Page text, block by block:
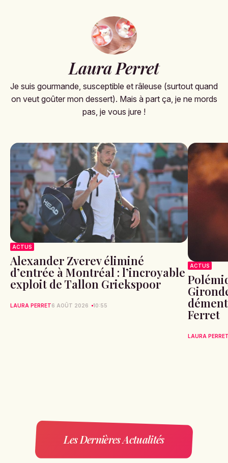
Laura Perret
Je suis gourmande, susceptible et râleuse (surtout quand
on veut goûter mon dessert). Mais à part ça, je ne mords
pas, je vous jure !
ACTUS
Alexander Zverev éliminé
d’entrée à Montréal : l’incroyable
exploit de Tallon Griekspoor
LAURA PERRET6 AOÛT 2026 10:55
ACTUS
Ferret
LAURA
Les Dernières Actualités